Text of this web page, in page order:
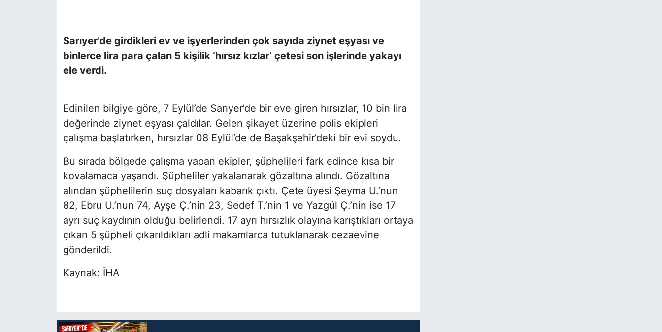
Sarıyer’de girdikleri ev ve işyerlerinden çok sayıda ziynet eşyası ve
binlerce lira para çalan 5 kişilik ‘hırsız kızlar’ çetesi son işlerinde yakayı
ele verdi.
Edinilen bilgiye göre, 7 Eylül’de Sarıyer’de bir eve giren hırsızlar, 10 bin lira
değerinde ziynet eşyası çaldılar. Gelen şikayet üzerine polis ekipleri
çalışma başlatırken, hırsızlar 08 Eylül’de de Başakşehir’deki bir evi soydu.
Bu sırada bölgede çalışma yapan ekipler, şüphelileri fark edince kısa bir
kovalamaca yaşandı. Şüpheliler yakalanarak gözaltına alındı. Gözaltına
alından şüphelilerin suç dosyaları kabarık çıktı. Çete üyesi Şeyma U.’nun
82, Ebru U.’nun 74, Ayşe Ç.’nin 23, Sedef T.’nin 1 ve Yazgül Ç.’nin ise 17
ayrı suç kaydının olduğu belirlendi. 17 ayrı hırsızlık olayına karıştıkları ortaya
çıkan 5 şüpheli çıkarıldıkları adli makamlarca tutuklanarak cezaevine
gönderildi.
Kaynak: İHA
SON DAKİKA HABERİ
TÜRKİYE VE DÜNYA GÜNDEMİ